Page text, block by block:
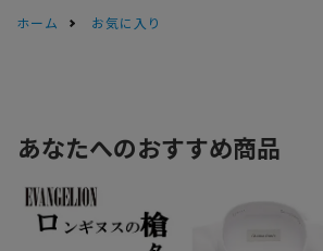
ホーム お気に入り